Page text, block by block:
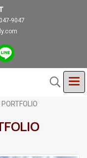
9047
PORTFOLIO